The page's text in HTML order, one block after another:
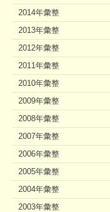
2014年彙整
2013年彙整
2012年彙整
2011年彙整
2010年彙整
2009年彙整
2008年彙整
2007年彙整
2006年彙整
2005年彙整
2004年彙整
2003年彙整